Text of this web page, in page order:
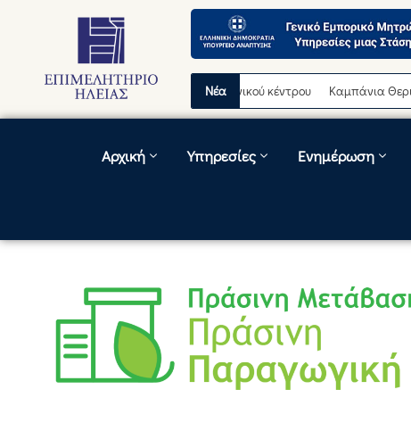
Νέα
διακοπή λειτουργίας τηλεφωνικού κέντρου Καμπάνια Θερινών
Αρχική Υπηρεσίες Ενημέρωση